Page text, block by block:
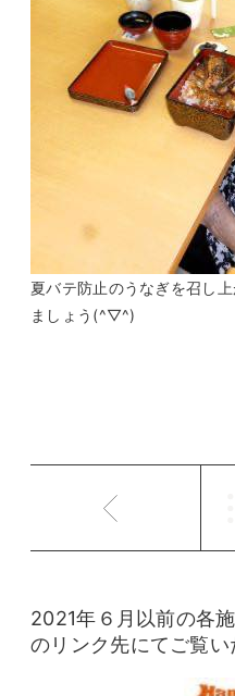
夏バテ防止のうなぎを召し
ましょう(^▽^)
2021年６月以前の各
のリンク先にてご覧い